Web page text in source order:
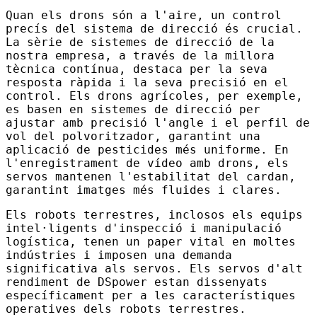
Quan els drons són a l'aire, un control
precís del sistema de direcció és crucial.
La sèrie de sistemes de direcció de la
nostra empresa, a través de la millora
tècnica contínua, destaca per la seva
resposta ràpida i la seva precisió en el
control. Els drons agrícoles, per exemple,
es basen en sistemes de direcció per
ajustar amb precisió l'angle i el perfil de
vol del polvoritzador, garantint una
aplicació de pesticides més uniforme. En
l'enregistrament de vídeo amb drons, els
servos mantenen l'estabilitat del cardan,
garantint imatges més fluides i clares.
Els robots terrestres, inclosos els equips
intel·ligents d'inspecció i manipulació
logística, tenen un paper vital en moltes
indústries i imposen una demanda
significativa als servos. Els servos d'alt
rendiment de DSpower estan dissenyats
específicament per a les característiques
operatives dels robots terrestres.